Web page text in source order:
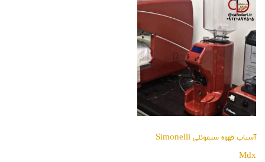
آسیاب قهوه سیمونلی Simonelli
Mdx